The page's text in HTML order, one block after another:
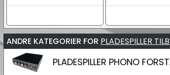
ANDRE KATEGORIER FOR PLADESPILLER
PLADESPILLER PHONO